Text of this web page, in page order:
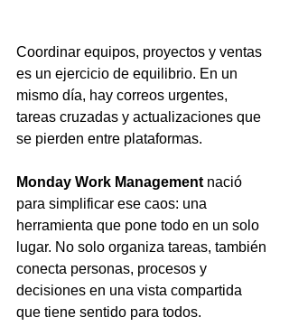
Coordinar equipos, proyectos y ventas
es un ejercicio de equilibrio. En un
mismo día, hay correos urgentes,
tareas cruzadas y actualizaciones que
se pierden entre plataformas.
Monday Work Management nació
para simplificar ese caos: una
herramienta que pone todo en un solo
lugar. No solo organiza tareas, también
conecta personas, procesos y
decisiones en una vista compartida
que tiene sentido para todos.